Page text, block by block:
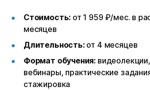
Стоимость: от 1 959 ₽/мес. в
месяцев
Длительность:от 4 месяцев
Формат обучения:
вебинары, практические
стажировка